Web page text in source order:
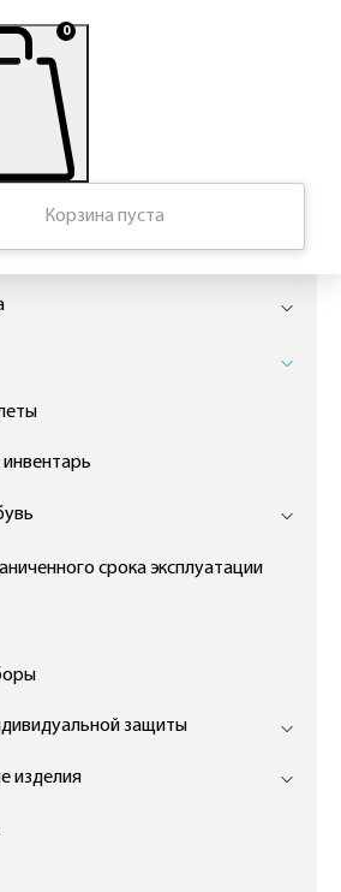
0
Корзина пуста
срока эксплуатации
защиты
изделия